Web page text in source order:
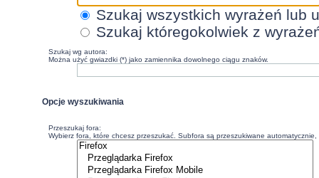
Szukaj wszystkich wyrażeń lub
Szukaj któregokolwiek z
Szukaj wg autora:
Można użyć gwiazdki (*) jako zamiennika dowolnego ciągu znaków.
Opcje wyszukiwania
Przeszukaj fora:
Wybierz fora, które chcesz przeszukać. Subfora są przeszukiwane